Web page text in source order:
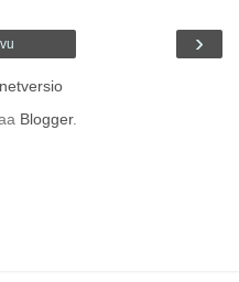
›
Blogger.